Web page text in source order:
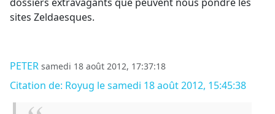
sites Zeldaesques.
PETER samedi 18 août 2012, 17:37:18
Citation de: Royug le samedi 18 août 2012, 15:45:38